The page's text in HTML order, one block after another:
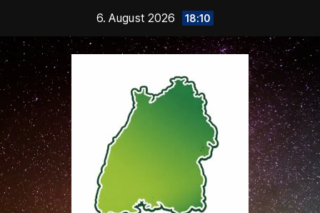
springen
6. August 2026 18:10